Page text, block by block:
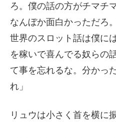
ろ。僕の話の方がチマチ
なんぼか面白かっただろ
世界のスロット話は僕に
を稼いで喜んでる奴らの
て事を忘れるな。分かっ
れ」
リュウは小さく首を横に